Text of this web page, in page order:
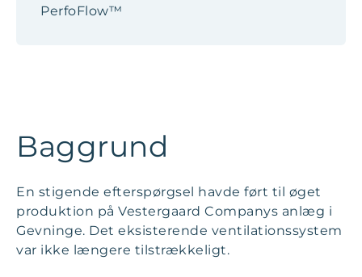
PerfoFlow™
Baggrund
En stigende efterspørgsel havde ført til øget
produktion på Vestergaard Companys anlæg i
Gevninge. Det eksisterende ventilationssystem
var ikke længere tilstrækkeligt.